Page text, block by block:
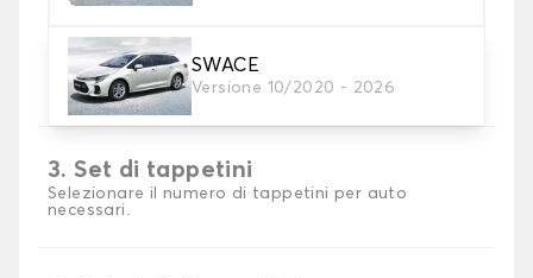
SWACE
Versione 10/2020 - 2026
2. Materiale
Scegli il materiale del tappetini auto
3. Set di tappetini
Selezionare il numero di tappetini per auto
necessari.